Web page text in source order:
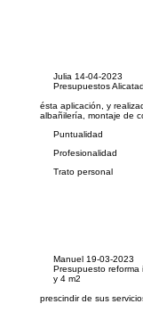
Julia 14-04-2023
Presupuestos
ésta aplicación, y
albañilería, montaje de
Puntualidad
Profesionalidad
Trato personal
Manuel 19-03-2023
Presupuesto
y 4 m2
prescindir de sus